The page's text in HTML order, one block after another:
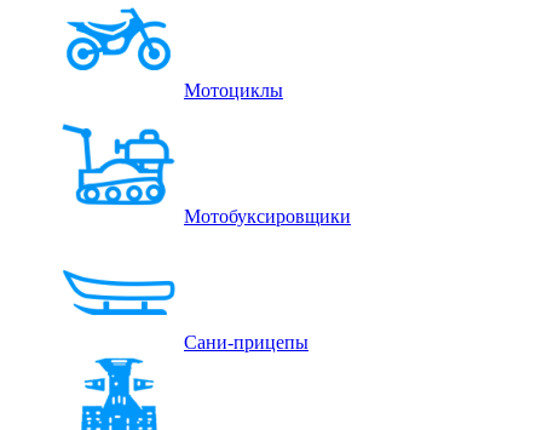
Мотоциклы
Мотобуксировщики
Сани-прицепы